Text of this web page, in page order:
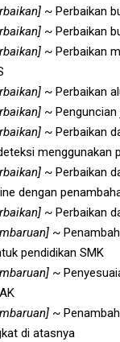
~ Perbaikan
~ Perbaikan
~ Perbaikan
~ Perbaikan
~ Penguncian
~ Perbaikan
menggunakan
~ Perbaikan
dengan
~ Perbaikan
~
pendidikan SMK
~
~
di atasnya